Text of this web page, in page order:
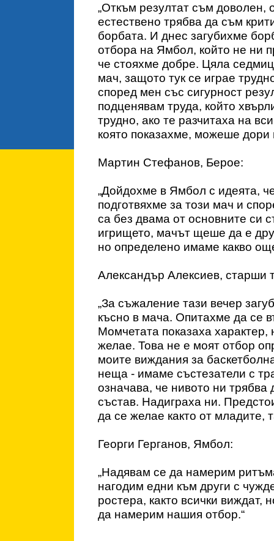
„Откъм резултат съм доволен,
естествено трябва да съм
борбата. И днес загубихме
отбора на Ямбол, който не ни
че стояхме добре. Цяла
мач, защото тук се играе
според мен със сигурност
подценявам труда, който
трудно, ако те разчитаха на
която показахме, можеше дори
Мартин Стефанов, Берое:
„Дойдохме в Ямбол с идеята,
подготвяхме за този мач и
са без двама от основните си
игрището, мачът щеше да е
но определено имаме какво
Александър Алексиев, старши
„За съжаление тази вечер
късно в мача. Опитахме да се
Момчетата показаха
желае. Това не е моят отбор
моите виждания за
неща - имаме състезатели с
означава, че нивото ни
състав. Надиграха ни.
да се желае както от младите,
Георги Герганов, Ямбол:
„Надявам се да намерим
нагодим едни към други с
ростера, както всички
да намерим нашия отбор.“